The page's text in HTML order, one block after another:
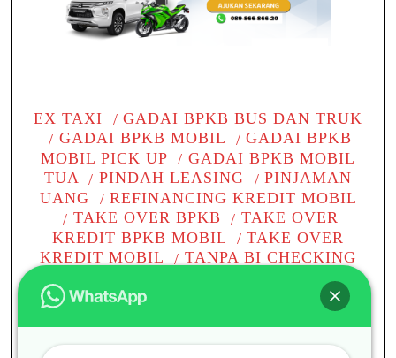
EX TAXI
GADAI BPKB BUS DAN TRUK
GADAI BPKB MOBIL
GADAI BPKB
MOBIL PICK UP
GADAI BPKB MOBIL
TUA
PINDAH LEASING
PINJAMAN
UANG
REFINANCING KREDIT MOBIL
TAKE OVER BPKB
TAKE OVER
KREDIT BPKB MOBIL
TAKE OVER
KREDIT MOBIL
TANPA BI CHECKING
WOM
CABANG